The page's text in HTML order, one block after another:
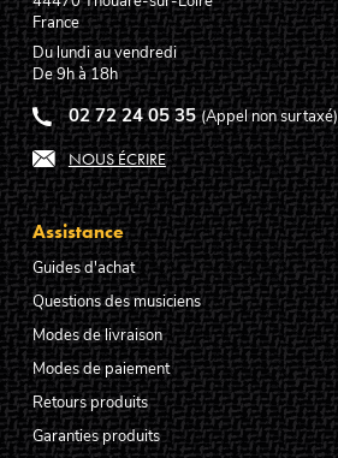
France
Du lundi au vendredi
De 9h à 18h
02 72 24 05 35 (Appel non surtaxé)
NOUS ÉCRIRE
Assistance
Guides d'achat
Questions des musiciens
Modes de livraison
Modes de paiement
Retours produits
Garanties produits